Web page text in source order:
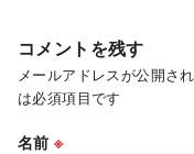
コメントを残す
メールアドレスが公開さ
は必須項目です
名前※